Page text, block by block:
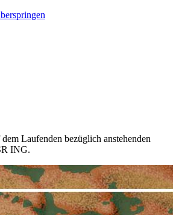
Laufenden bezüglich anstehenden
ING.